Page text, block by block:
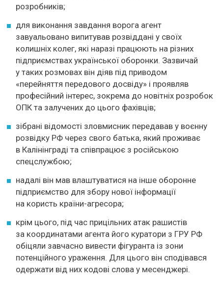
розробників;
для виконання завдання ворога агент
завуальовано випитував розвіддані у своїх
колишніх колег, які наразі працюють на різних
підприємствах української оборонки. Зазвичай
у таких розмовах він діяв під приводом
«перейняття передового досвіду» і проявляв
професійний інтерес, зокрема до новітніх розробок
ОПК та залучених до цього фахівців;
зібрані відомості зловмисник передавав у воєнну
розвідку РФ через свого батька, який проживає
в Калінінграді та співпрацює з російською
спецслужбою;
надалі він мав влаштуватися на інше оборонне
підприємство для збору нової інформації
на користь країни-агресора;
крім цього, під час прицільних атак рашистів
за координатами агента його куратори з ГРУ РФ
обіцяли завчасно вивести фігуранта із зони
потенційного ураження. Для цього він сподівався
одержати від них кодові слова у месенджері.